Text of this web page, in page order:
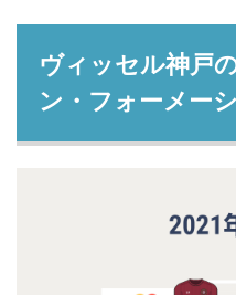
ヴィッセル神戸
ン・フォーメー